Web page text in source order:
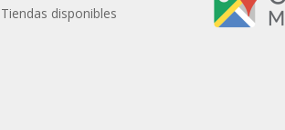
Tiendas disponibles